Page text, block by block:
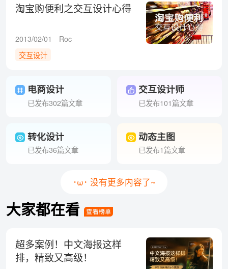
淘宝购便利之交互设计心得
2013/02/01
Roc
交互设计
电商设计
已发布302篇文章
交互设计师
已发布101篇文章
转化设计
已发布36篇文章
动态主图
已发布1篇文章
･ω･ 没有更多内容了~
大家都在看
超多案例！中文海报这样
排，精致又高级！